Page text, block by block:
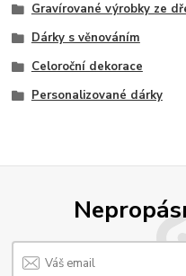
Gravírované výrobky ze
Dárky s věnováním
Celoroční dekorace
Personalizované dárky